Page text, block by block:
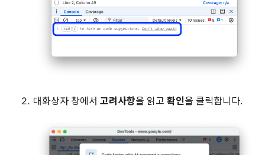
대화상자 창에서 고려사항을 읽고 확인을 클릭합니다.